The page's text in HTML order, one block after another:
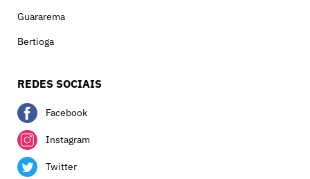
Guararema
Bertioga
REDES SOCIAIS
Facebook
Instagram
Twitter